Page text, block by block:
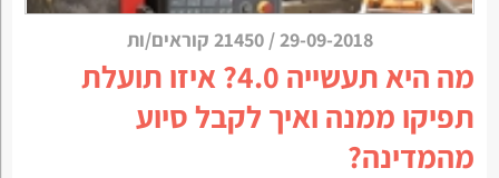
29-09-2018
/21450 קוראים/ות
מה היא תעשייה 4.0? איזו תועלת
תפיקו ממנה ואיך לקבל סיוע
מהמדינה?